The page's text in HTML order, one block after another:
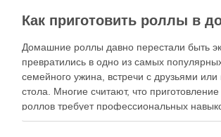
Домашние роллы давно перестали быть
превратились в одно из самых
семейного ужина, встречи с друзьями или
стола. Многие считают, что
роллов требует профессиональных
специального оборудования, однако на